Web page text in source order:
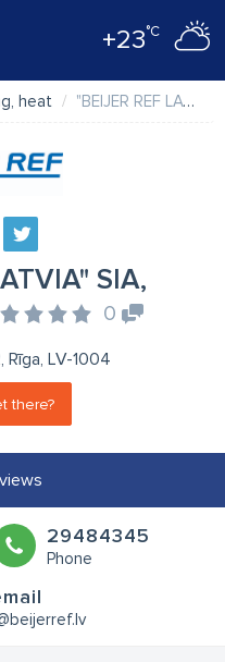
+23°C
heat "BEIJER REF LATVIA" SIA, siltumsūkņi
SIA,
0
Rīga, LV-1004
there?
29484345
Phone